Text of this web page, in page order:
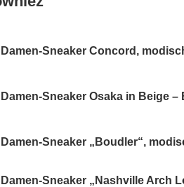
Sneaker Concord,
Sneaker Osaka in Beige
Sneaker „Boudler“,
Sneaker „Nashville Arch